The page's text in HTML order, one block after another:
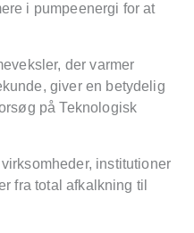
i pumpeenergi for at
der varmer
giver en betydelig
på Teknologisk
institutioner
fra total afkalkning til